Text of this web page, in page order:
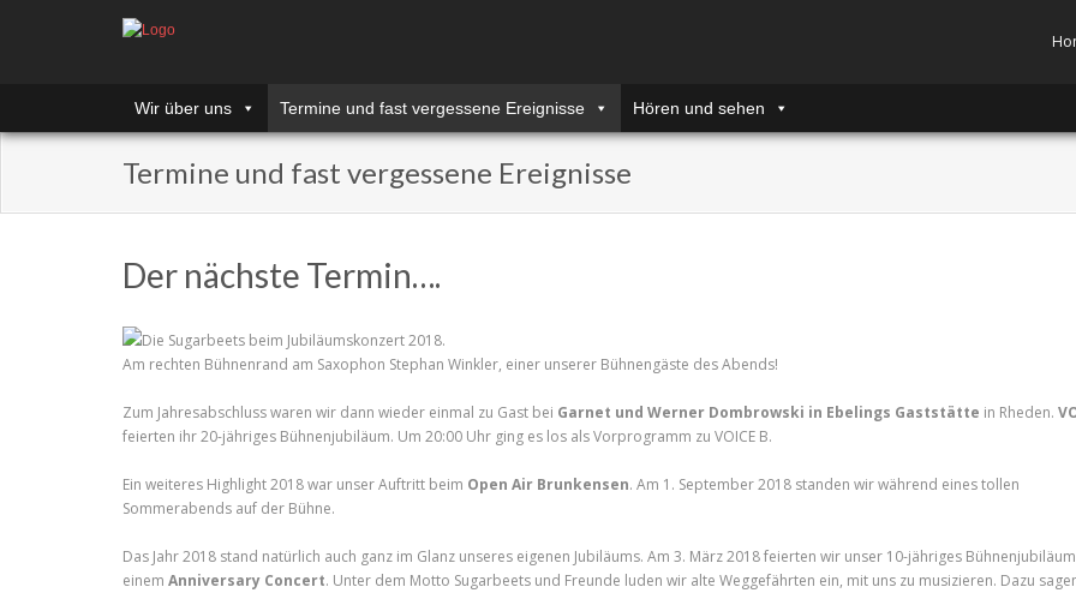
Wir über uns Termine und fast vergessene Ereignisse Hören und sehen
Termine und fast vergessene Ereignisse
Der nächste Termin….
Die Sugarbeets beim Jubiläumskonzert 2018.
Am rechten Bühnenrand am Saxophon Stephan Winkler, einer unserer Bühnengäste des Abends!
Zum Jahresabschluss waren wir dann wieder einmal zu Gast bei Garnet und Werner Dombrowski in Ebelings Gaststätte in Rheden.
feierten ihr 20-jähriges Bühnenjubiläum. Um 20:00 Uhr ging es los als Vorprogramm zu VOICE B.
Ein weiteres Highlight 2018 war unser Auftritt beim Open Air Brunkensen. Am 1. September 2018 standen wir während eines tollen
Sommerabends auf der Bühne.
Das Jahr 2018 stand natürlich auch ganz im Glanz unseres eigenen Jubiläums. Am 3. März 2018 feierten wir unser 10-jähriges
einem Anniversary Concert. Unter dem Motto Sugarbeets und Freunde luden wir alte Weggefährten ein, mit uns zu musizieren. Dazu